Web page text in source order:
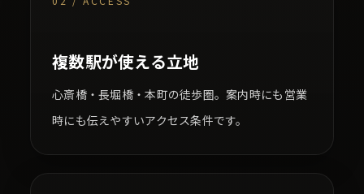
複数駅が使える立地
心斎橋・長堀橋・本町の徒歩圏。案内時にも営業
時にも伝えやすいアクセス条件です。